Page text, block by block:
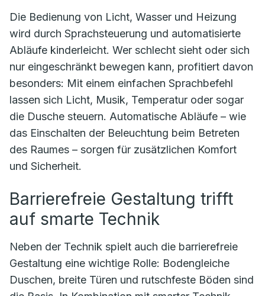
Die Bedienung von Licht, Wasser und Heizung
wird durch Sprachsteuerung und automatisierte
Abläufe kinderleicht. Wer schlecht sieht oder sich
nur eingeschränkt bewegen kann, profitiert davon
besonders: Mit einem einfachen Sprachbefehl
lassen sich Licht, Musik, Temperatur oder sogar
die Dusche steuern. Automatische Abläufe – wie
das Einschalten der Beleuchtung beim Betreten
des Raumes – sorgen für zusätzlichen Komfort
und Sicherheit.
Barrierefreie Gestaltung trifft
auf smarte Technik
Neben der Technik spielt auch die barrierefreie
Gestaltung eine wichtige Rolle: Bodengleiche
Duschen, breite Türen und rutschfeste Böden sind